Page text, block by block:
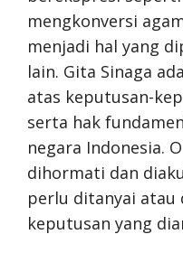
mengkonversi
menjadi hal yang
lain. Gita Sinaga
atas keputusan-
serta hak
negara Indonesia.
dihormati dan
perlu ditanyai atau
keputusan yang